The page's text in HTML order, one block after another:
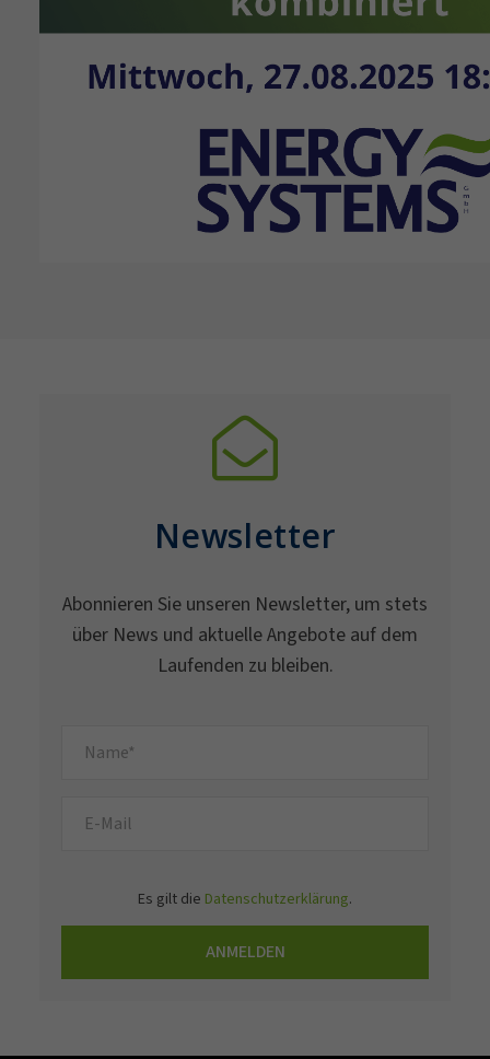
Newsletter
Abonnieren Sie unseren Newsletter, um stets
über News und aktuelle Angebote auf dem
Laufenden zu bleiben.
Es gilt die Datenschutzerklärung.
ANMELDEN